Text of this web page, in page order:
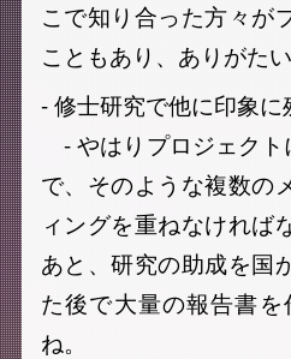
こで知り合った方々が
こともあり、ありがた
- 修士研究で他に印象
- やはりプロジェクト
で、そのような複数の
ィングを重ねなければ
あと、研究の助成を国
た後で大量の報告書
ね。